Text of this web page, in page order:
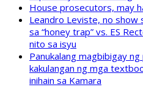
House prosecutors, may
Leandro Leviste, no show
sa “honey trap” vs. ES
nito sa isyu
Panukalang magbibigay
kakulangan ng mga
inihain sa Kamara